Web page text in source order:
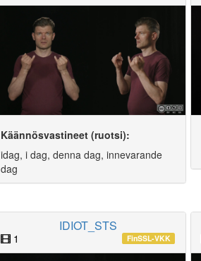
Käännösvastineet (ruotsi):
idag, i dag, denna dag, innevarande
dag
IDIOT_STS
1 FinSSL-VKK